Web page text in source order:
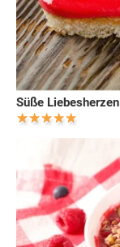
Süße Liebesherzen